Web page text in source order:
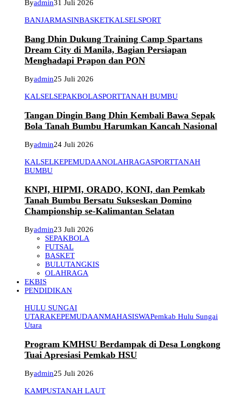
Byadmin31 Juli 2026
BANJARMASINBASKETKALSELSPORT
Bang Dhin Dukung Training Camp Spartans
Dream City di Manila, Bagian Persiapan
Menghadapi Prapon dan PON
Byadmin25 Juli 2026
KALSELSEPAKBOLASPORTTANAH BUMBU
Tangan Dingin Bang Dhin Kembali Bawa Sepak
Bola Tanah Bumbu Harumkan Kancah Nasional
Byadmin24 Juli 2026
KALSELKEPEMUDAANOLAHRAGASPORTTANAH
BUMBU
KNPI, HIPMI, ORADO, KONI, dan Pemkab
Tanah Bumbu Bersatu Sukseskan Domino
Championship se-Kalimantan Selatan
Byadmin23 Juli 2026
SEPAKBOLA
FUTSAL
BASKET
BULUTANGKIS
OLAHRAGA
EKBIS
PENDIDIKAN
HULU SUNGAI
UTARAKEPEMUDAANMAHASISWAPemkab Hulu Sungai
Utara
Program KMHSU Berdampak di Desa Longkong
Tuai Apresiasi Pemkab HSU
Byadmin25 Juli 2026
KAMPUSTANAH LAUT